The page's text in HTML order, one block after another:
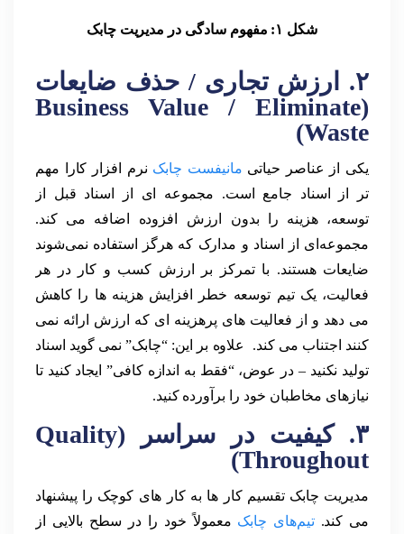
شکل ۱: مفهوم سادگی در مدیریت چابک
۲. ارزش تجاری / حذف ضایعات
(Business Value / Eliminate
Waste)
یکی از عناصر حیاتی مانیفست چابک نرم افزار کارا مهم
تر از اسناد جامع است. مجموعه ای از اسناد قبل از
توسعه، هزینه را بدون ارزش افزوده اضافه می کند.
مجموعه‌ای از اسناد و مدارک که هرگز استفاده نمی‌شوند
ضایعات هستند. با تمرکز بر ارزش کسب و کار در هر
فعالیت، یک تیم توسعه خطر افزایش هزینه ها را کاهش
می دهد و از فعالیت های پرهزینه ای که ارزش ارائه نمی
کنند اجتناب می کند. علاوه بر این: “چابک” نمی گوید اسناد
تولید نکنید – در عوض، “فقط به اندازه کافی” ایجاد کنید تا
نیازهای مخاطبان خود را برآورده کنید.
۳. کیفیت در سراسر (Quality
Throughout)
مدیریت چابک تقسیم کار ها به کار های کوچک را پیشنهاد
می کند.تیم‌های چابک معمولاً خود را در سطح بالایی از